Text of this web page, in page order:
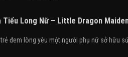
Tiểu Long Nữ – Little Dragon
đem lòng yêu một người phụ nữ sở hữu